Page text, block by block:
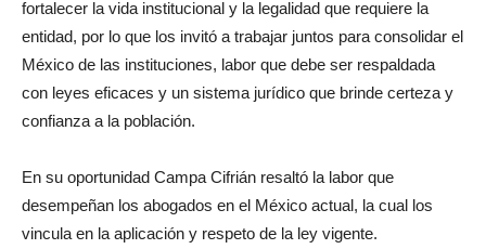
fortalecer la vida institucional y la legalidad que requiere la
entidad, por lo que los invitó a trabajar juntos para consolidar el
México de las instituciones, labor que debe ser respaldada
con leyes eficaces y un sistema jurídico que brinde certeza y
confianza a la población.
En su oportunidad Campa Cifrián resaltó la labor que
desempeñan los abogados en el México actual, la cual los
vincula en la aplicación y respeto de la ley vigente.